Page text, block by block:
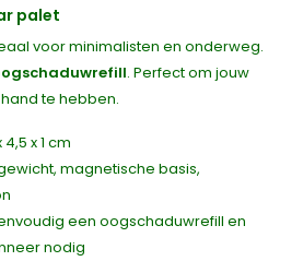
palet
voor minimalisten en onderweg.
. Perfect om jouw
te hebben.
4,5 x 1 cm
magnetische basis,
een oogschaduwrefill en
nodig